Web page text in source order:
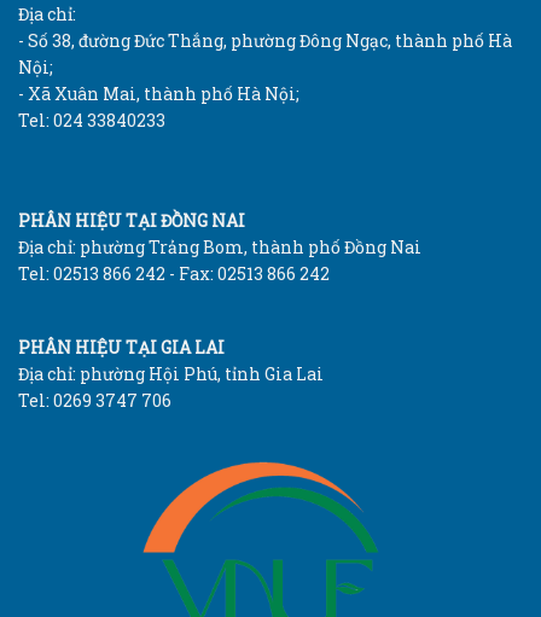
Địa chỉ:
- Số 38, đường Đức Thắng, phường Đông Ngạc, thành phố Hà
Nội;
- Xã Xuân Mai, thành phố Hà Nội;
Tel: 024 33840233
PHÂN HIỆU TẠI ĐỒNG NAI
Địa chỉ: phường Trảng Bom, thành phố Đồng Nai
Tel: 02513 866 242 - Fax: 02513 866 242
PHÂN HIỆU TẠI GIA LAI
Địa chỉ: phường Hội Phú, tỉnh Gia Lai
Tel: 0269 3747 706